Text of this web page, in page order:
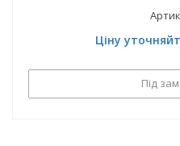
Ціну
Під